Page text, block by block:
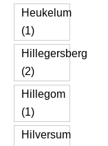
Heukelum
(1)
Hillegersberg
(2)
Hillegom
(1)
Hilversum